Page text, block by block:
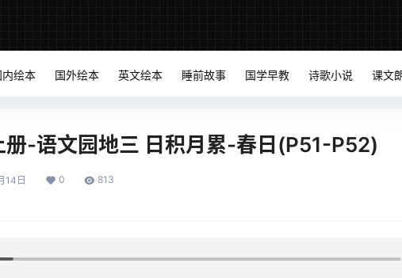
内绘本 国外绘本 英文绘本 睡前故事 国学早教 诗歌小说 课文
册-语文园地三 日积月累-春日(P51-P52)
14日 0 813